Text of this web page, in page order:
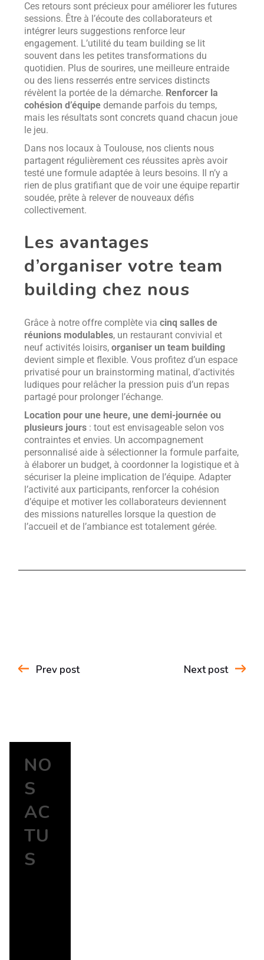
Ces retours sont précieux pour améliorer les futures
sessions. Être à l’écoute des collaborateurs et
intégrer leurs suggestions renforce leur
engagement. L’utilité du team building se lit
souvent dans les petites transformations du
quotidien. Plus de sourires, une meilleure entraide
ou des liens resserrés entre services distincts
révèlent la portée de la démarche. Renforcer la
cohésion d’équipe demande parfois du temps,
mais les résultats sont concrets quand chacun joue
le jeu.
Dans nos locaux à Toulouse, nos clients nous
partagent régulièrement ces réussites après avoir
testé une formule adaptée à leurs besoins. Il n’y a
rien de plus gratifiant que de voir une équipe repartir
soudée, prête à relever de nouveaux défis
collectivement.
Les avantages
d’organiser votre team
building chez nous
Grâce à notre offre complète viacinq salles de
réunions modulables, un restaurant convivial et
neuf activités loisirs,organiser un team building
devient simple et flexible. Vous profitez d’un espace
privatisé pour un brainstorming matinal, d’activités
ludiques pour relâcher la pression puis d’un repas
partagé pour prolonger l’échange.
Location pour une heure, une demi-journée ou
plusieurs jours : tout est envisageable selon vos
contraintes et envies. Un accompagnement
personnalisé aide à sélectionner la formule parfaite,
à élaborer un budget, à coordonner la logistique et à
sécuriser la pleine implication de l’équipe. Adapter
l’activité aux participants, renforcer la cohésion
d’équipe et motiver les collaborateurs deviennent
des missions naturelles lorsque la question de
l’accueil et de l’ambiance est totalement gérée.
Prev post Next post
NO
S
AC
TU
S